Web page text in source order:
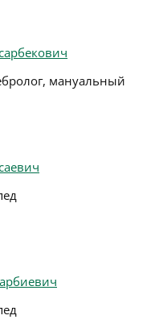
мануальный